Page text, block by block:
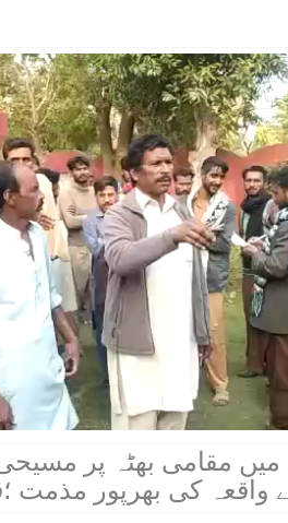
مقامی بھٹہ پر
واقعہ کی بھرپور مذمت